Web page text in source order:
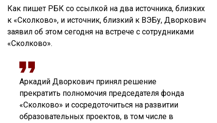
Как пишет РБК со ссылкой на два источника, близких
к «Сколково», и источник, близкий к ВЭБу, Дворкович
заявил об этом сегодня на встрече с сотрудниками
«Сколково».
Аркадий Дворкович принял решение
прекратить полномочия председателя фонда
«Сколково» и сосредоточиться на развитии
образовательных проектов, в том числе в